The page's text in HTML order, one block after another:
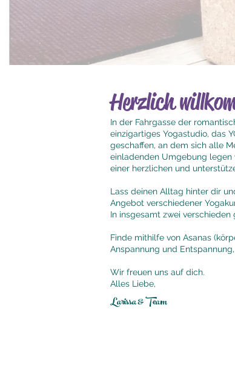
Herzlich
In der Fahrgasse der
einzigartiges Yogastudio, das
geschaffen, an dem sich alle
einladenden Umgebung legen
einer herzlichen und
Lass deinen Alltag hinter dir
Angebot verschiedener
In insgesamt zwei
Finde mithilfe von Asanas
Anspannung und
Wir freuen uns auf dich.
Alles Liebe,
Larissa & Team